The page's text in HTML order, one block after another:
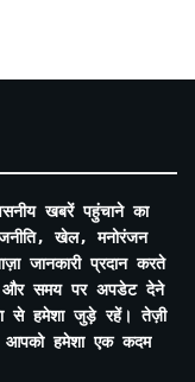
खबरें पहुंचाने का
खेल, मनोरंजन
जानकारी प्रदान करते
और समय पर अपडेट देने
से हमेशा जुड़े रहें। तेज़ी
आपको हमेशा एक कदम